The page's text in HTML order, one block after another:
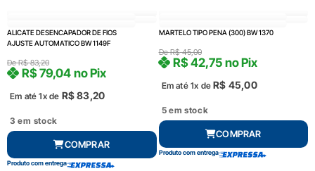
ALICATE DESENCAPADOR DE FIOS
AJUSTE AUTOMATICO BW 1149F
DeR$83,20
Em até 1x de R$83,20
R$79,04 no Pix
3 em stock
COMPRAR
Produto com entrega
MARTELO TIPO PENA (300) BW 1370
DeR$45,00
Em até 1x de R$ 45,00
R$42,75 no Pix
5 em stock
COMPRAR
Produto com entrega